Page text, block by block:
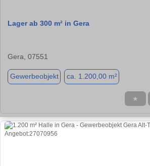
Lager ab 300 m² in Gera
Gera, 07551
Gewerbeobjekt ca. 1.200,00 m²
★